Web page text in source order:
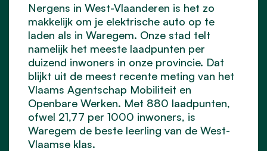
Nergens in West-Vlaanderen is het zo
makkelijk om je elektrische auto op te
laden als in Waregem. Onze stad telt
namelijk het meeste laadpunten per
duizend inwoners in onze provincie. Dat
blijkt uit de meest recente meting van het
Vlaams Agentschap Mobiliteit en
Openbare Werken. Met 880 laadpunten,
ofwel 21,77 per 1000 inwoners, is
Waregem de beste leerling van de West-
Vlaamse klas.